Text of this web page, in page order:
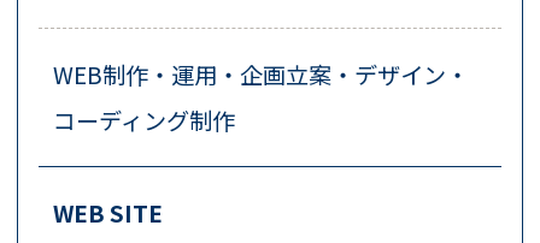
WEB制作・運用・企画立案・デザイン・
コーディング制作
WEB SITE